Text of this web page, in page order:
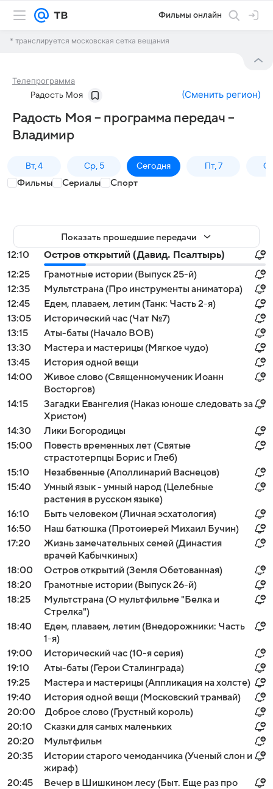
Фильмы онлайн
* транслируется московская сетка вещания
Телепрограмма
Радость Моя (Сменить регион)
Радость Моя – программа передач –
Владимир
Вт, 4 Ср, 5 Сегодня Пт, 7
Фильмы Сериалы Спорт
Показать прошедшие передачи
12:10
Остров открытий (Давид. Псалтырь)
12:25
Грамотные истории (Выпуск 25-й)
12:35
Мультстрана (Про инструменты аниматора)
12:45
Едем, плаваем, летим (Танк: Часть 2-я)
13:05
Исторический час (Чат №7)
13:15
Аты-баты (Начало ВОВ)
13:30
Мастера и мастерицы (Мягкое чудо)
13:45
История одной вещи
14:00
Живое слово (Священномученик Иоанн
Восторгов)
14:15
Загадки Евангелия (Наказ юноше следовать за
Христом)
14:30
Лики Богородицы
15:00
Повесть временных лет (Святые
страстотерпцы Борис и Глеб)
15:10
Незабвенные (Аполлинарий Васнецов)
15:40
Умный язык - умный народ (Целебные
растения в русском языке)
16:10
Быть человеком (Личная эсхатология)
16:50
Наш батюшка (Протоиерей Михаил Бучин)
17:20
Жизнь замечательных семей (Династия
врачей Кабычкиных)
18:00
Остров открытий (Земля Обетованная)
18:20
Грамотные истории (Выпуск 26-й)
18:25
Мультстрана (О мультфильме "Белка и
Стрелка")
18:40
Едем, плаваем, летим (Внедорожники: Часть
1-я)
19:00
Исторический час (10-я серия)
19:10
Аты-баты (Герои Сталинграда)
19:25
Мастера и мастерицы (Аппликация на холсте)
19:40
История одной вещи (Московский трамвай)
20:00
Доброе слово (Грустный король)
20:10
Сказки для самых маленьких
20:20
Мультфильм
20:35
Истории старого чемоданчика (Ученый слон и
жираф)
20:45
Вечер в Шишкином лесу (Быт. Еще раз про